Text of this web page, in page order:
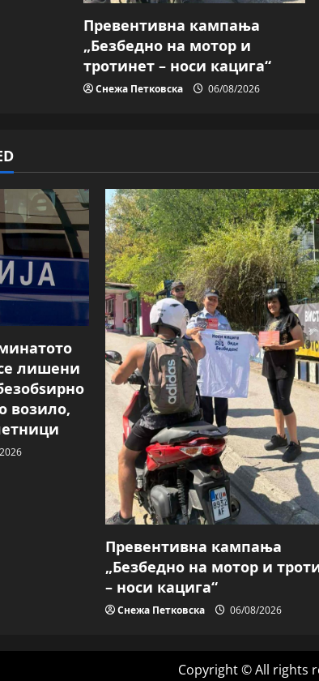
Превентивна кампања
„Безбедно на мотор и
тротинет – носи кацига“
Снежа Петковска 06/08/2026
лишени
возило,
Превентивна кампања
„Безбедно на мотор и
– носи кацига“
Снежа Петковска 06/08/2026
Copyright © All rights